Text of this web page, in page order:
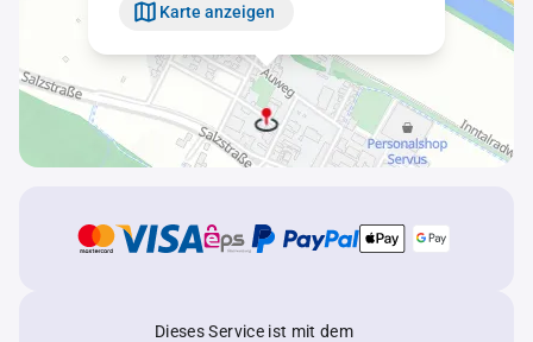
Karte anzeigen
Dieses Service ist mit dem